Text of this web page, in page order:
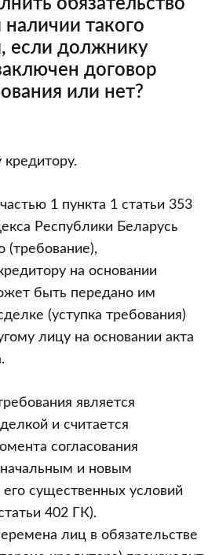
обязательство
такого
если должнику
договор
или нет?
кредитору.
1 пункта 1 статьи 353
Республики Беларусь
(требование),
на основании
быть передано им
(уступка требования)
лицу на основании акта
является
и считается
согласования
и новым
существенных условий
402 ГК).
лиц в обязательстве